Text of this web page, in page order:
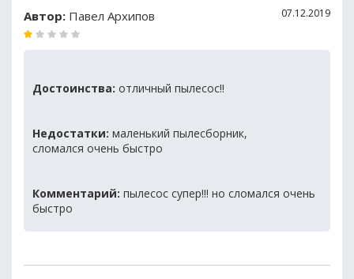
Автор: Павел Архипов 07.12.2019
Достоинства: отличный пылесос!!
Недостатки: маленький пылесборник,
сломался очень быстро
Комментарий: пылесос супер!!! но сломался очень
быстро